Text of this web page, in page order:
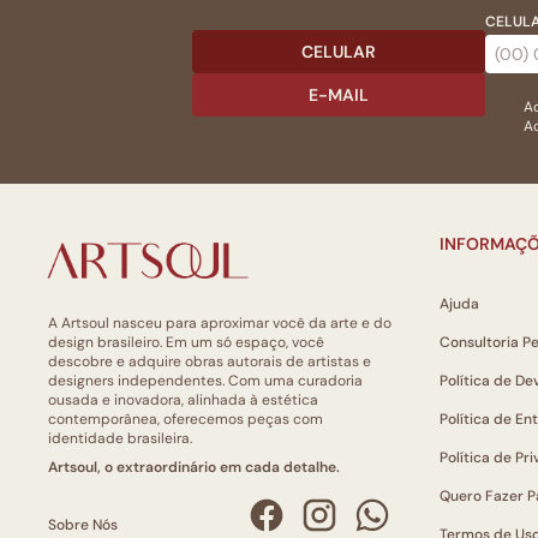
CELULAR
E-MAIL
A Artsoul nasceu para aproximar você da arte e do
design brasileiro. Em um só espaço, você
descobre e adquire obras autorais de artistas e
designers independentes. Com uma curadoria
ousada e inovadora, alinhada à estética
contemporânea, oferecemos peças com
identidade brasileira.
Artsoul, o extraordinário em cada detalhe.
Sobre Nós
Ajuda
Consultoria
Política de
Política de
Política de
Quero Fazer